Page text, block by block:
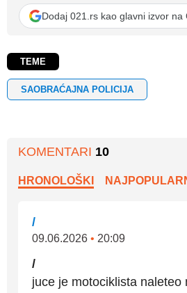
Dodaj 021.rs kao glavni izvor na
TEME
SAOBRAĆAJNA POLICIJA
KOMENTARI 10
HRONOLOŠKI
/
09.06.2026 • 20:09
/
juce je motociklista naleteo